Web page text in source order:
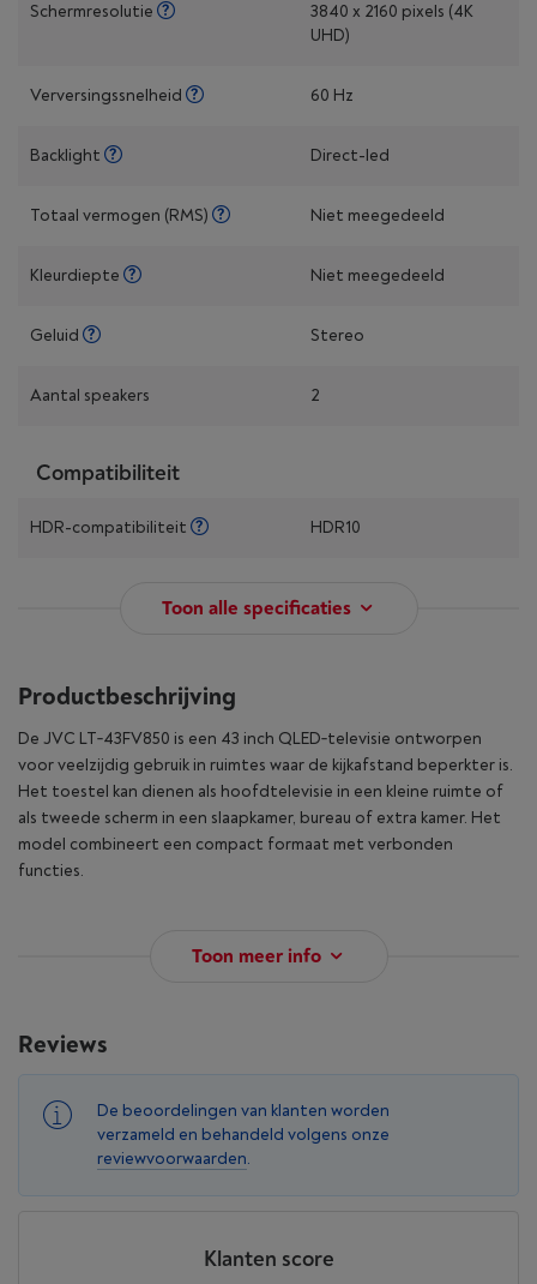
Schermresolutie
3840 x 2160 pixels (4K
UHD)
Verversingssnelheid 60 Hz
Backlight Direct-led
Totaal vermogen (RMS) Niet meegedeeld
Kleurdiepte Niet meegedeeld
Geluid Stereo
Aantal speakers 2
Compatibiliteit
HDR-compatibiliteit HDR10
Toon alle specificaties
Productbeschrijving
De JVC LT‑43FV850 is een 43 inch QLED‑televisie ontworpen
voor veelzijdig gebruik in ruimtes waar de kijkafstand beperkter is.
Het toestel kan dienen als hoofdtelevisie in een kleine ruimte of
als tweede scherm in een slaapkamer, bureau of extra kamer. Het
model combineert een compact formaat met verbonden
functies.
Toon meer info
Reviews
De beoordelingen van klanten worden
verzameld en behandeld volgens onze
reviewvoorwaarden.
Klanten score